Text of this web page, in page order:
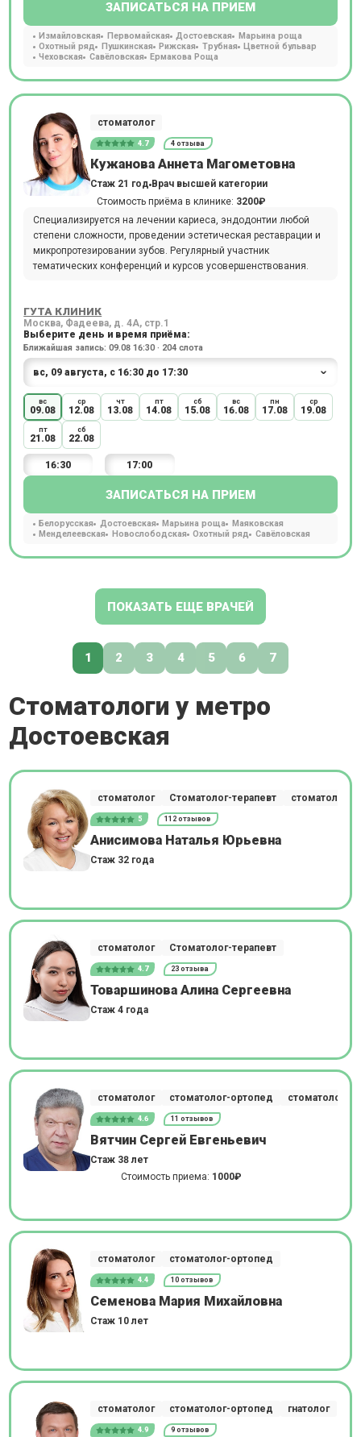
ЗАПИСАТЬСЯ НА ПРИЕМ
Измайловская Первомайская Достоевская
Марьина роща
Охотный ряд
Пушкинская Рижская Трубная
Цветной бульвар
Чеховская
Савёловская Ермакова Роща
стоматолог
4.7 4 отзыва
Кужанова Аннета Магометовна
Стаж 21 год Врач высшей категории
Стоимость приёма в клинике: 3200₽
Специализируется на лечении кариеса, эндодонтии любой
степени сложности, проведении эстетическая реставрации и
микропротезировании зубов. Регулярный участник
тематических конференций и курсов усовершенствования.
ГУТА КЛИНИК
Москва, Фадеева, д. 4А, стр.1
Выберите день и время приёма:
Ближайшая запись: 09.08 16:30 · 204 слота
вс
09.08
ср
12.08
чт
13.08
пт
14.08
сб
15.08
вс
16.08
пн
17.08
ср
19.08
пт
21.08
сб
22.08
16:30 17:00
ЗАПИСАТЬСЯ НА ПРИЕМ
Белорусская Достоевская Марьина роща
Маяковская
Менделеевская
Новослободская Охотный ряд Савёловская
ПОКАЗАТЬ ЕЩЕ ВРАЧЕЙ
1 2 3 4 5 6 7
Стоматологи у метро
Достоевская
стоматолог Стоматолог-терапевт стоматолог-
5 112 отзывов
Анисимова Наталья Юрьевна
Стаж 32 года
стоматолог Стоматолог-терапевт
4.7 23 отзыва
Товаршинова Алина Сергеевна
Стаж 4 года
стоматолог стоматолог-ортопед стоматолог-
4.6 11 отзывов
Вятчин Сергей Евгеньевич
Стаж 38 лет
Стоимость приема: 1000₽
стоматолог стоматолог-ортопед
4.4 10 отзывов
Семенова Мария Михайловна
Стаж 10 лет
стоматолог стоматолог-ортопед гнатолог
4.9 9 отзывов